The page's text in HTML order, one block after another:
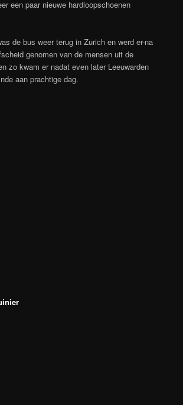
een paar nieuwe hardloopschoenen
de bus weer terug in Zurich en werd er-na
genomen van de mensen uit de
zo kwam er nadat even later Leeuwarden
aan prachtige dag.